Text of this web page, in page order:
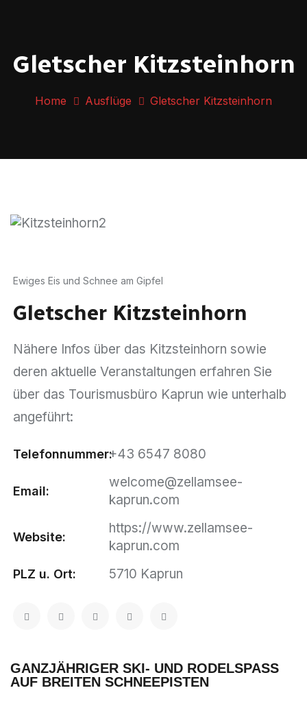
Gletscher Kitzsteinhorn
Home Ausflüge Gletscher Kitzsteinhorn
Ewiges Eis und Schnee am Gipfel
Gletscher Kitzsteinhorn
Nähere Infos über das Kitzsteinhorn sowie
deren aktuelle Veranstaltungen erfahren Sie
über das Tourismusbüro Kaprun wie unterhalb
angeführt:
Telefonnummer:+43 6547 8080
Email:
welcome@zellamsee-
kaprun.com
Website:
https://www.zellamsee-
kaprun.com
PLZ u. Ort: 5710 Kaprun
GANZJÄHRIGER SKI- UND RODELSPASS A
UF BREITEN SCHNEEPISTEN